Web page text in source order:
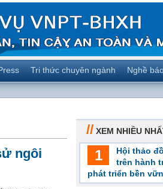
Tri thức chuyên ngành Nghề
ngôi
// XEM NHIỀU
1
Hội thảo
trên hành
phát triển bền